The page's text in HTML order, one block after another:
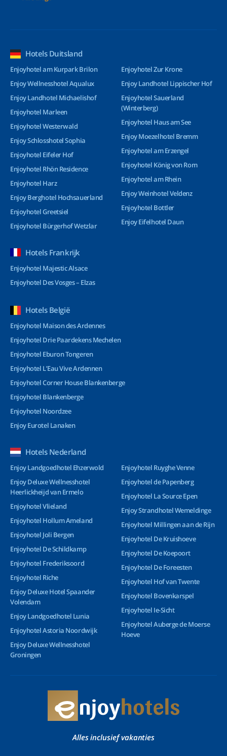
Hotels Duitsland
Enjoyhotel am Kurpark Brilon
Enjoy Wellnesshotel Aqualux
Enjoy Landhotel Michaelishof
Enjoyhotel Marleen
Enjoyhotel Westerwald
Enjoy Schlosshotel Sophia
Enjoyhotel Eifeler Hof
Enjoyhotel Rhön Residence
Enjoyhotel Harz
Enjoy Berghotel Hochsauerland
Enjoyhotel Greetsiel
Enjoyhotel Bürgerhof Wetzlar
Enjoyhotel Zur Krone
Enjoy Landhotel Lippischer Hof
Enjoyhotel Sauerland
(Winterberg)
Enjoyhotel Haus am See
Enjoy Moezelhotel Bremm
Enjoyhotel am Erzengel
Enjoyhotel König von Rom
Enjoyhotel am Rhein
Enjoy Weinhotel Veldenz
Enjoyhotel Bottler
Enjoy Eifelhotel Daun
Hotels Frankrijk
Enjoyhotel Majestic Alsace
Enjoyhotel Des Vosges – Elzas
Hotels België
Enjoyhotel Maison des Ardennes
Enjoyhotel Drie Paardekens Mechelen
Enjoyhotel Eburon Tongeren
Enjoyhotel L’Eau Vive Ardennen
Enjoyhotel Corner House Blankenberge
Enjoyhotel Blankenberge
Enjoyhotel Noordzee
Enjoy Eurotel Lanaken
Hotels Nederland
Enjoy Landgoedhotel Ehzerwold
Enjoy Deluxe Wellnesshotel
Heerlickheijd van Ermelo
Enjoyhotel Vlieland
Enjoyhotel Hollum Ameland
Enjoyhotel Joli Bergen
Enjoyhotel De Schildkamp
Enjoyhotel Frederiksoord
Enjoyhotel Riche
Enjoy Deluxe Hotel Spaander
Volendam
Enjoy Landgoedhotel Lunia
Enjoyhotel Astoria Noordwijk
Enjoy Deluxe Wellnesshotel
Groningen
Enjoyhotel Ruyghe Venne
Enjoyhotel de Papenberg
Enjoyhotel La Source Epen
Enjoy Strandhotel Wemeldinge
Enjoyhotel Millingen aan de Rijn
Enjoyhotel De Kruishoeve
Enjoyhotel De Koepoort
Enjoyhotel De Foreesten
Enjoyhotel Hof van Twente
Enjoyhotel Bovenkarspel
Enjoyhotel Ie-Sicht
Enjoyhotel Auberge de Moerse
Hoeve
Alles inclusief vakanties